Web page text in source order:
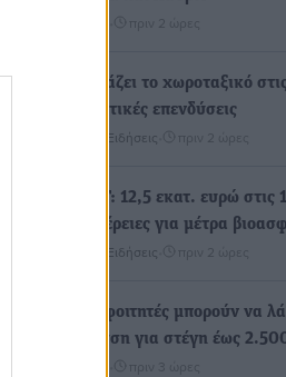
πριν 2 ώρες
Τι αλλάζει το χωροταξικό
τουριστικές επενδύσεις
Τοπικές Ειδήσεις πριν 2 ώρες
ΥΠΑΑΤ: 12,5 εκατ. ευρώ στις
Περιφέρειες για μέτρα
Τοπικές Ειδήσεις πριν 2 ώρες
Ποιοι φοιτητές μπορούν να
ενίσχυση για στέγη έως
πριν 3 ώρες